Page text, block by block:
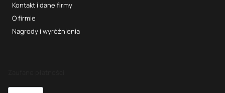
Kontakt i dane firmy
O firmie
Nagrody i wyróżnienia